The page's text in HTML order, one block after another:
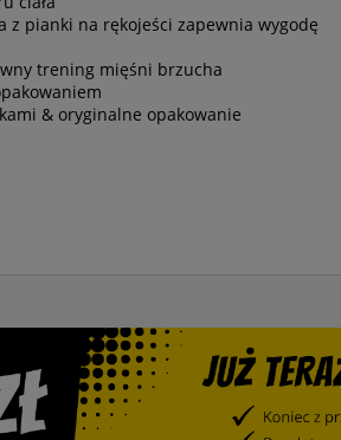
z pianki na rękojeści zapewnia wygodę
trening mięśni brzucha
& oryginalne opakowanie